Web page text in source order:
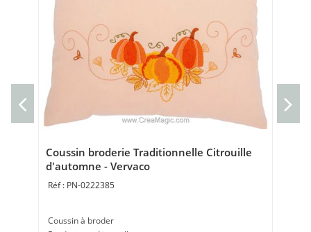
Coussin broderie Traditionnelle Citrouille
d'automne - Vervaco
PN-0222385
Coussin à broder